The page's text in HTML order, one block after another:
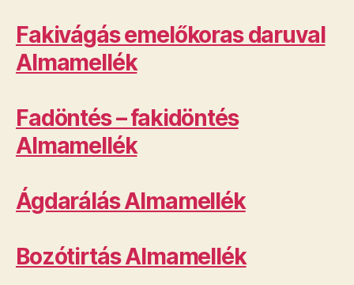
Fakivágás emelőkoras daruval
Almamellék
Fadöntés – fakidöntés
Almamellék
Ágdarálás Almamellék
Bozótirtás Almamellék